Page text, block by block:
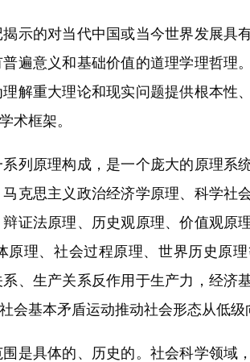
的对当代中国或当今世界发展具
遍意义和基础价值的道理学理哲理
解重大理论和现实问题提供根本性
术框架。
原理构成，是一个庞大的原理系
克思主义政治经济学原理、科学社
证法原理、历史观原理、价值观原
理、社会过程原理、世界历史原
、生产关系反作用于生产力，经济
基本矛盾运动推动社会形态从低级
具体的、历史的。社会科学领域